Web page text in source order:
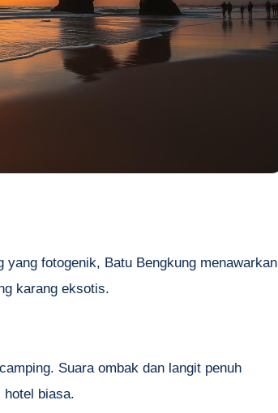
fotogenik, Batu Bengkung menawarkan
karang eksotis.
Suara ombak dan langit penuh
hotel biasa.